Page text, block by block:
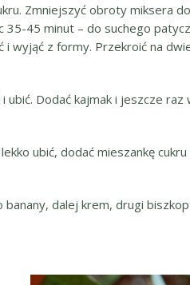
Zmniejszyć obroty miksera
45 minut – do suchego
wyjąć z formy. Przekroić na
Dodać kajmak i jeszcze raz
ubić, dodać mieszankę
dalej krem, drugi